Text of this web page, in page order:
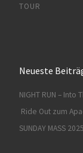
TOUR
Neueste
NIGHT RUN – Into
Ride Out zum
SUNDAY MASS 2025